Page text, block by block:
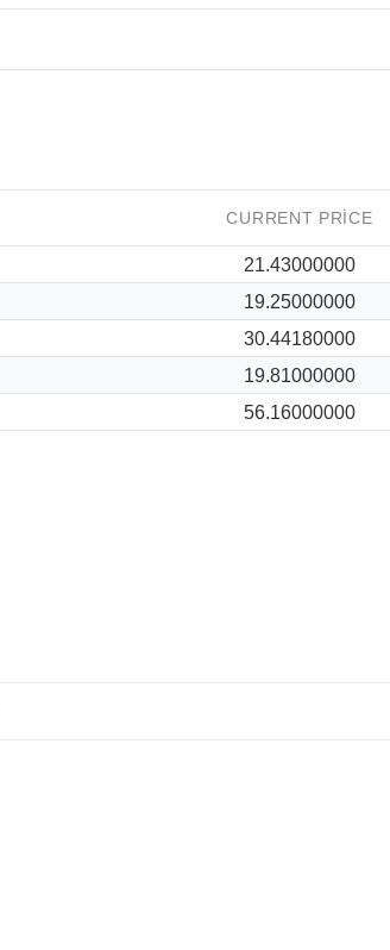
CURRENT PRICE
21.43000000
19.25000000
30.44180000
19.81000000
56.16000000